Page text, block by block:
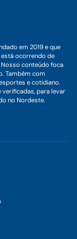
em 2019 e que
ocorrendo de
conteúdo foca
Também com
e cotidiano.
para levar
no Nordeste.